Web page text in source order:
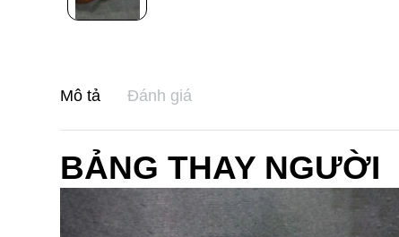
Mô tả Đánh giá
BẢNG THAY NGƯỜI